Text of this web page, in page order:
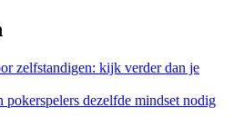
zelfstandigen: kijk verder dan je
pokerspelers dezelfde mindset nodig